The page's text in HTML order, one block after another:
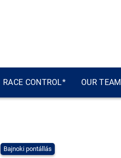
RACE CONTROL* OUR TEAM
Bajnoki pontállás